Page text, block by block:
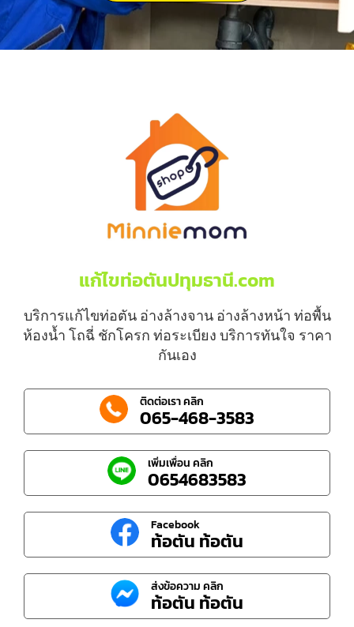
แก้ไขท่อตันปทุมธานี.com
บริการแก้ไขท่อตัน อ่างล้างจาน อ่างล้างหน้า ท่อพื้น
ห้องน้ำ โถฉี่ ชักโครก ท่อระเบียง บริการทันใจ ราคา
กันเอง
ติดต่อเรา คลิก
065-468-3583
เพิ่มเพื่อน คลิก
0654683583
Facebook
ท้อตัน ท้อตัน
ส่งข้อความ คลิก
ท้อตัน ท้อตัน